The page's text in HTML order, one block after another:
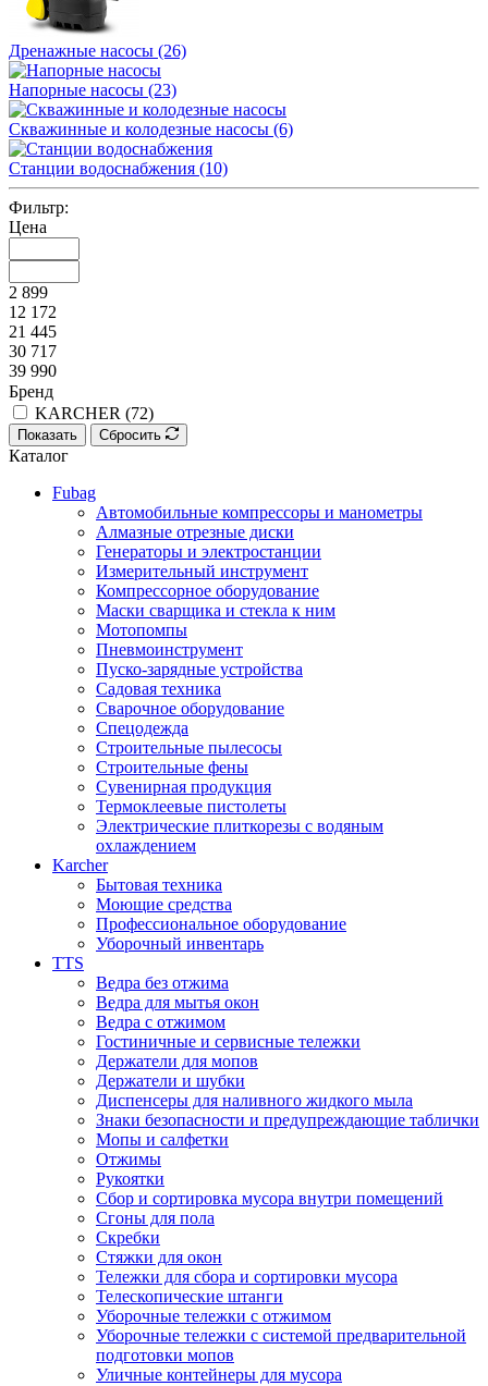
Дренажные насосы (26)
Напорные насосы (23)
Скважинные и колодезные насосы (6)
Станции водоснабжения (10)
Фильтр:
Цена
2 899
12 172
21 445
30 717
39 990
Бренд
KARCHER (72)
Показать Сбросить
Каталог
Fubag
Автомобильные компрессоры и манометры
Алмазные отрезные диски
Генераторы и электростанции
Измерительный инструмент
Компрессорное оборудование
Маски сварщика и стекла к ним
Мотопомпы
Пневмоинструмент
Пуско-зарядные устройства
Садовая техника
Сварочное оборудование
Спецодежда
Строительные пылесосы
Строительные фены
Сувенирная продукция
Термоклеевые пистолеты
Электрические плиткорезы с водяным
охлаждением
Karcher
Бытовая техника
Моющие средства
Профессиональное оборудование
Уборочный инвентарь
TTS
Ведра без отжима
Ведра для мытья окон
Ведра с отжимом
Гостиничные и сервисные тележки
Держатели для мопов
Держатели и шубки
Диспенсеры для наливного жидкого мыла
Знаки безопасности и предупреждающие таблички
Мопы и салфетки
Отжимы
Рукоятки
Сбор и сортировка мусора внутри помещений
Сгоны для пола
Скребки
Стяжки для окон
Тележки для сбора и сортировки мусора
Телескопические штанги
Уборочные тележки с отжимом
Уборочные тележки с системой предварительной
подготовки мопов
Уличные контейнеры для мусора